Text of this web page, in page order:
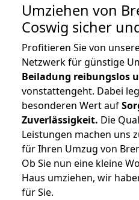
Umziehen von
Coswig sicher
Profitieren Sie von
Netzwerk für günstige
Beiladung reibungslos
vonstattengeht. Dabei
besonderen Wert auf
Zuverlässigkeit. Die
Leistungen machen uns
für Ihren Umzug von
Ob Sie nun eine kleine
Haus umziehen, wir
für Sie.